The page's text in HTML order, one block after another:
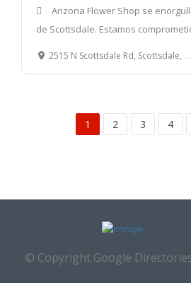
Arizona Flower Shop se
de Scottsdale. Estamos
2515 N Scottsdale Rd, Scottsdale, AZ 85257, Estados Unidos
1 2 3 4
© Copyright Google